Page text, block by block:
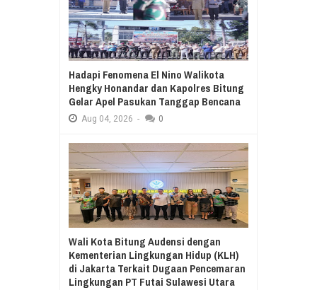
Hadapi Fenomena El Nino Walikota
Hengky Honandar dan Kapolres Bitung
Gelar Apel Pasukan Tanggap Bencana
Aug 04, 2026 - 0
Wali Kota Bitung Audensi dengan
Kementerian Lingkungan Hidup (KLH)
di Jakarta Terkait Dugaan Pencemaran
Lingkungan PT Futai Sulawesi Utara